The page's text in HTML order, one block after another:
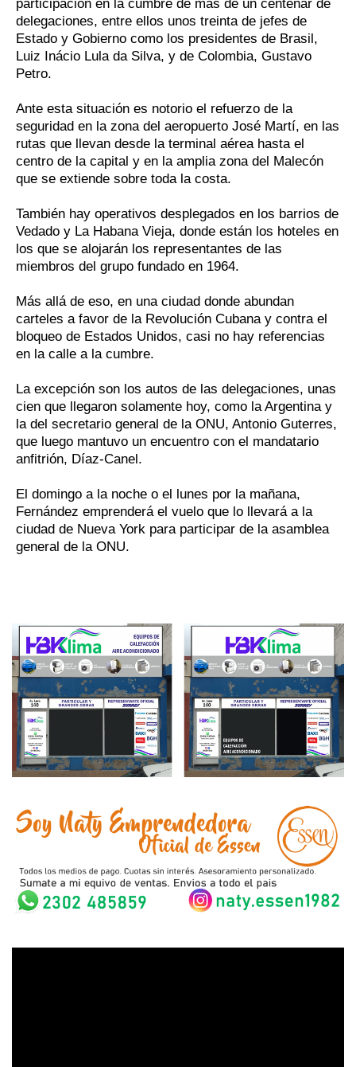
participación en la cumbre de más de un centenar de
delegaciones, entre ellos unos treinta de jefes de
Estado y Gobierno como los presidentes de Brasil,
Luiz Inácio Lula da Silva, y de Colombia, Gustavo
Petro.
Ante esta situación es notorio el refuerzo de la
seguridad en la zona del aeropuerto José Martí, en las
rutas que llevan desde la terminal aérea hasta el
centro de la capital y en la amplia zona del Malecón
que se extiende sobre toda la costa.
También hay operativos desplegados en los barrios de
Vedado y La Habana Vieja, donde están los hoteles en
los que se alojarán los representantes de las
miembros del grupo fundado en 1964.
Más allá de eso, en una ciudad donde abundan
carteles a favor de la Revolución Cubana y contra el
bloqueo de Estados Unidos, casi no hay referencias
en la calle a la cumbre.
La excepción son los autos de las delegaciones, unas
cien que llegaron solamente hoy, como la Argentina y
la del secretario general de la ONU, Antonio Guterres,
que luego mantuvo un encuentro con el mandatario
anfitrión, Díaz-Canel.
El domingo a la noche o el lunes por la mañana,
Fernández emprenderá el vuelo que lo llevará a la
ciudad de Nueva York para participar de la asamblea
general de la ONU.